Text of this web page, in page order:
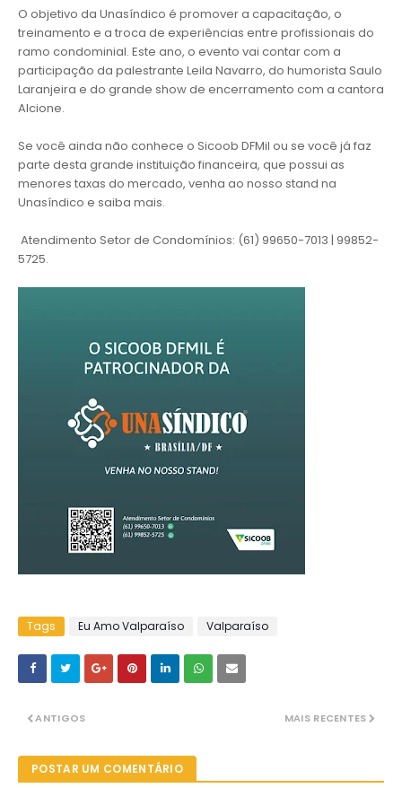
O objetivo da Unasíndico é promover a capacitação, o
treinamento e a troca de experiências entre profissionais do
ramo condominial. Este ano, o evento vai contar com a
participação da palestrante Leila Navarro, do humorista Saulo
Laranjeira e do grande show de encerramento com a cantora
Alcione.
Se você ainda não conhece o Sicoob DFMil ou se você já faz
parte desta grande instituição financeira, que possui as
menores taxas do mercado, venha ao nosso stand na
Unasíndico e saiba mais.
Atendimento Setor de Condomínios: (61) 99650-7013 | 99852-
5725.
Tags Eu Amo Valparaíso Valparaíso
MAIS RECENTES
ANTIGOS
POSTAR UM COMENTÁRIO